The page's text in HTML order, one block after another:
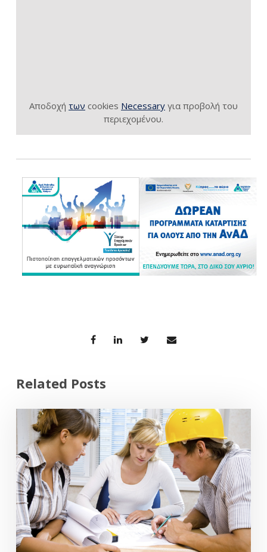
Αποδοχή των cookies Necessary για προβολή του
περιεχομένου.
Related Posts